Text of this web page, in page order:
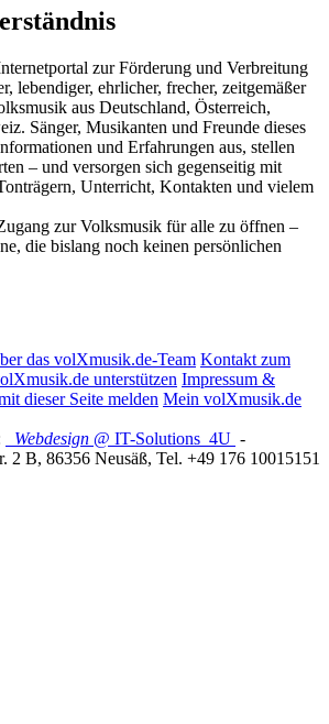
zur Förderung und Verbreitung
lebendiger, ehrlicher, frecher, zeitgemäßer
aus Deutschland, Österreich,
Sänger, Musikanten und Freunde dieses
und Erfahrungen aus, stellen
– und versorgen sich gegenseitig mit
Unterricht, Kontakten und vielem
zur Volksmusik für alle zu öffnen –
die bislang noch keinen persönlichen
das volXmusik.de-Team Kontakt zum
unterstützen Impressum &
dieser Seite melden Mein volXmusik.de
Webdesign @ IT-Solutions 4U -
2 B, 86356 Neusäß, Tel. +49 176 10015151